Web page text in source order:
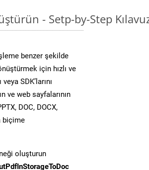
- Setp-by-Step
benzer şekilde
için hızlı ve
SDK’larını
ve web sayfalarının
DOC, DOCX,
biçime
oluşturun